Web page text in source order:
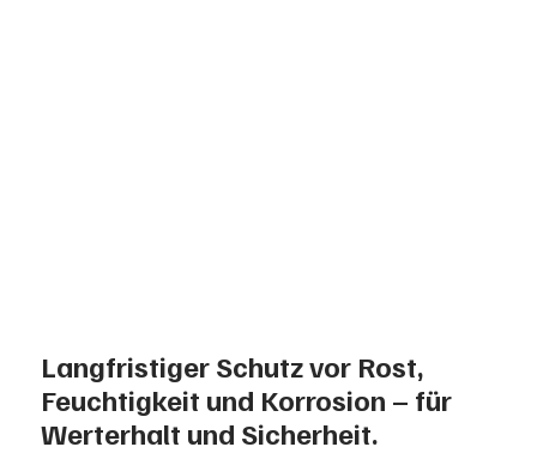
Langfristiger Schutz vor Rost,
Feuchtigkeit und Korrosion – für
Werterhalt und Sicherheit.